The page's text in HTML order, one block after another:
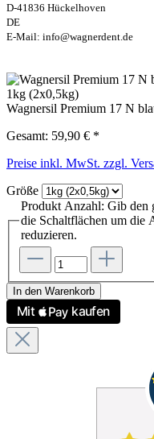
D-41836 Hückelhoven
DE
E-Mail: info@wagnerdent.de
Wagnersil Premium 17 N
Gesamt: 59,90 € *
Preise inkl. MwSt. zzgl.
Größe
Produkt Anzahl: Gib den
die Schaltflächen um die
reduzieren.
In den Warenkorb